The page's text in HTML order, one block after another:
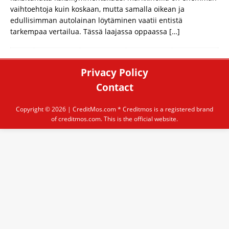
vaihtoehtoja kuin koskaan, mutta samalla oikean ja
edullisimman autolainan löytäminen vaatii entistä
tarkempaa vertailua. Tässä laajassa oppaassa […]
Privacy Policy
Contact
Copyright © 2026 | CreditMos.com* Creditmos is a registered brand
of creditmos.com. This is the official website.